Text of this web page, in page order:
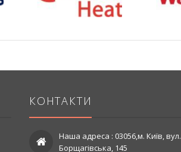
КОНТАКТИ
Наша адреса : 03056,м. Київ, вул.
Борщагівська, 145